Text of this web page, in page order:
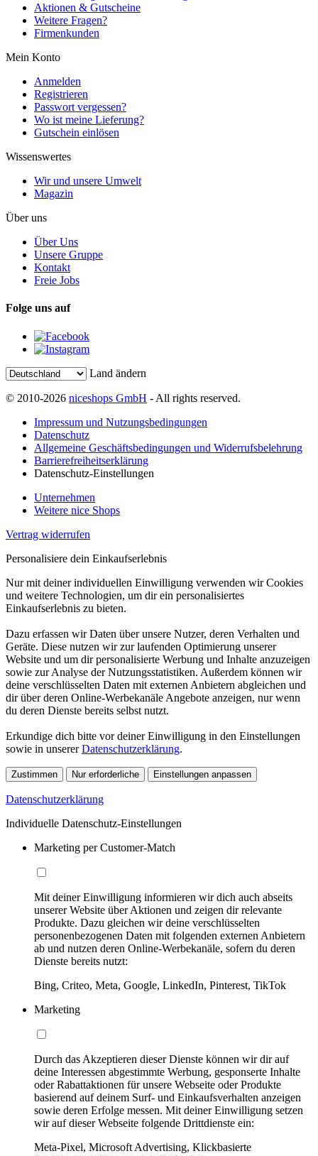
Aktionen & Gutscheine
Weitere Fragen?
Firmenkunden
Mein Konto
Anmelden
Registrieren
Passwort vergessen?
Wo ist meine Lieferung?
Gutschein einlösen
Wissenswertes
Wir und unsere Umwelt
Magazin
Über uns
Über Uns
Unsere Gruppe
Kontakt
Freie Jobs
Folge uns auf
Land ändern
© 2010-2026 niceshops GmbH - All rights reserved.
Impressum und Nutzungsbedingungen
Datenschutz
Allgemeine Geschäftsbedingungen und Widerrufsbelehrung
Barrierefreiheitserklärung
Datenschutz-Einstellungen
Unternehmen
Weitere nice Shops
Vertrag widerrufen
Personalisiere dein Einkaufserlebnis
Nur mit deiner individuellen Einwilligung verwenden wir Cookies
und weitere Technologien, um dir ein personalisiertes
Einkaufserlebnis zu bieten.
Dazu erfassen wir Daten über unsere Nutzer, deren Verhalten und
Geräte. Diese nutzen wir zur laufenden Optimierung unserer
Website und um dir personalisierte Werbung und Inhalte anzuzeigen
sowie zur Analyse der Nutzungsstatistiken. Außerdem können wir
deine verschlüsselten Daten mit externen Anbietern abgleichen und
dir über deren Online-Werbekanäle Angebote anzeigen, nur wenn
du deren Dienste bereits selbst nutzt.
Erkundige dich bitte vor deiner Einwilligung in den Einstellungen
sowie in unsererDatenschutzerklärung.
Zustimmen Nur erforderliche Einstellungen anpassen
Datenschutzerklärung
Individuelle Datenschutz-Einstellungen
Marketing per Customer-Match
Mit deiner Einwilligung informieren wir dich auch abseits
unserer Website über Aktionen und zeigen dir relevante
Produkte. Dazu gleichen wir deine verschlüsselten
personenbezogenen Daten mit folgenden externen Anbietern
ab und nutzen deren Online-Werbekanäle, sofern du deren
Dienste bereits nutzt:
Bing, Criteo, Meta, Google, LinkedIn, Pinterest, TikTok
Marketing
Durch das Akzeptieren dieser Dienste können wir dir auf
deine Interessen abgestimmte Werbung, gesponserte Inhalte
oder Rabattaktionen für unsere Webseite oder Produkte
basierend auf deinem Surf- und Einkaufsverhalten anzeigen
sowie deren Erfolge messen. Mit deiner Einwilligung setzen
wir auf dieser Webseite folgende Drittdienste ein:
Meta-Pixel, Microsoft Advertising, Klickbasierte